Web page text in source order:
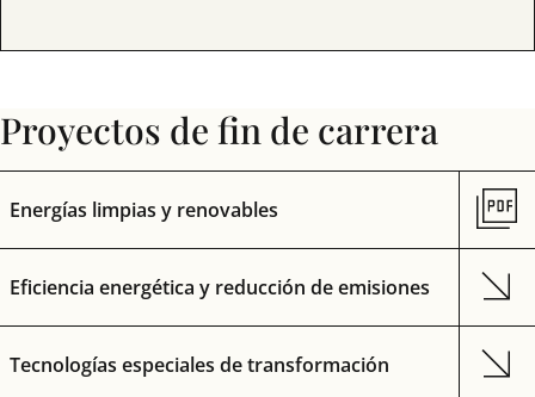
Proyectos de fin de carrera
Energías limpias y renovables
Eficiencia energética y reducción de emisiones
Tecnologías especiales de transformación